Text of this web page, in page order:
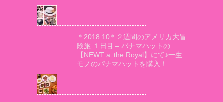
＊2018.10＊２週間のアメリカ大冒
険旅 １日目 – パナマハットの
【NEWT at the Royal】にて♪一生
モノのパナマハットを購入！